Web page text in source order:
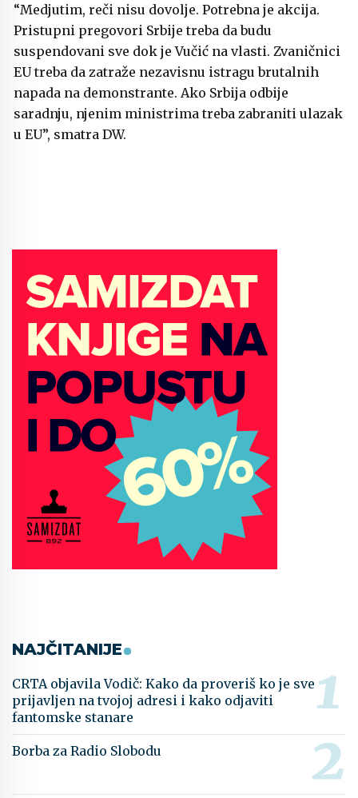
“Medjutim, reči nisu dovolje. Potrebna je akcija.
Pristupni pregovori Srbije treba da budu
suspendovani sve dok je Vučić na vlasti. Zvaničnici
EU treba da zatraže nezavisnu istragu brutalnih
napada na demonstrante. Ako Srbija odbije
saradnju, njenim ministrima treba zabraniti ulazak
u EU”, smatra DW.
NAJČITANIJE
CRTA objavila Vodič: Kako da proveriš ko je sve
prijavljen na tvojoj adresi i kako odjaviti
fantomske stanare
Borba za Radio Slobodu